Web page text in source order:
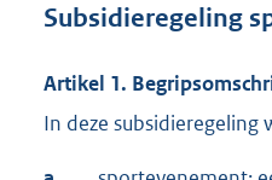
Subsidieregeling
Artikel 1.
In deze